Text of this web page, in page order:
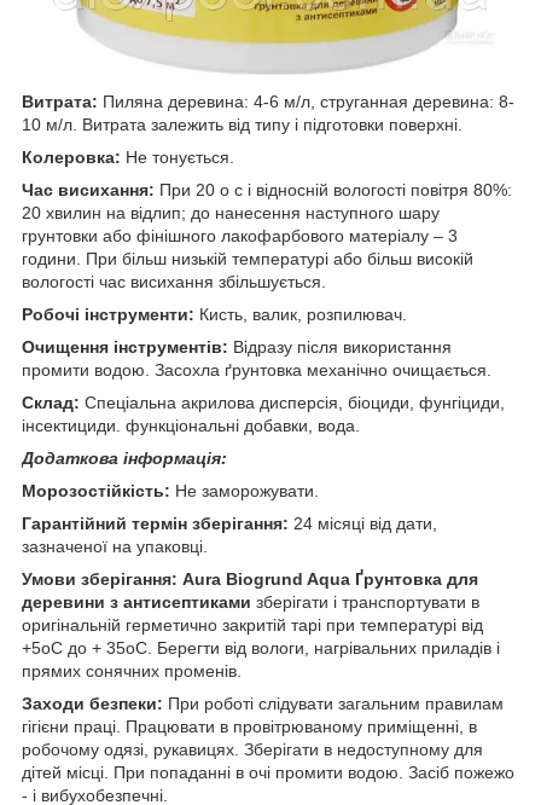
Витрата: Пиляна деревина: 4-6 м/л, струганная деревина: 8-
10 м/л. Витрата залежить від типу і підготовки поверхні.
Колеровка: Не тонується.
Час висихання: При 20 o c і відносній вологості повітря 80%:
20 хвилин на відлип; до нанесення наступного шару
грунтовки або фінішного лакофарбового матеріалу – 3
години. При більш низькій температурі або більш високій
вологості час висихання збільшується.
Робочі інструменти: Кисть, валик, розпилювач.
Очищення інструментів: Відразу після використання
промити водою. Засохла ґрунтовка механічно очищається.
Склад: Спеціальна акрилова дисперсія, біоциди, фунгіциди,
інсектициди. функціональні добавки, вода.
Додаткова інформація:
Морозостійкість: Не заморожувати.
Гарантійний термін зберігання: 24 місяці від дати,
зазначеної на упаковці.
Умови зберігання: Aura Biogrund Aqua Ґрунтовка для
деревини з антисептиками зберігати і транспортувати в
оригінальній герметично закритій тарі при температурі від
+5оС до + 35оС. Берегти від вологи, нагрівальних приладів і
прямих сонячних променів.
Заходи безпеки: При роботі слідувати загальним правилам
гігієни праці. Працювати в провітрюваному приміщенні, в
робочому одязі, рукавицях. Зберігати в недоступному для
дітей місці. При попаданні в очі промити водою. Засіб пожежо
- і вибухобезпечні.